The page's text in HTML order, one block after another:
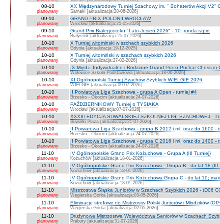
08-10
planowany
XX Międzynarodowy Turniej Szachowy im. " Bohaterów Akcji V2"
Sarnaki [aktualizacja:28-06-2026]
09-10
planowany
GRAND PRIX POLONII WROCŁAW
Wrocław [aktualizacja:25-05-2026]
09-10
planowany
Grand Prix Białegostoku "Lato-Jesień 2026" - 10. runda rapid
Białystok [aktualizacja:25-07-2026]
10-10
planowany
X Turniej witomiński w szchach szybkich 2026
Gdynia [aktualizacja:19-12-2025]
10-10
planowany
X Turniej witomiński w szachach szybkich 2026
Gdynia [aktualizacja:27-02-2026]
10-10
planowany
IX Międz. Indywidualne i Rodzinne Grand Prix o Puchar Chess in
Wołowice Szkoła Podstawowa [aktualizacja:18-06-2026]
10-10
planowany
XI Ogólnopolski Turniej Szachów Szybkich WIELGIE 2026
WIELGIE [aktualizacja:09-07-2026]
10-10
planowany
II Powiatowa Liga Szachowa - grupa A Open - turniej #4
Brzesko - Okocim [aktualizacja:24-07-2026]
10-10
planowany
PAŹDZIERNIKOWY Turniej o TYSIAKA
Wrocław [aktualizacja:07-07-2026]
10-10
planowany
XXXIII EDYCJA SUWALSKIEJ SZKOLNEJ LIGI SZACHOWEJ -
Suwałki Plaza [aktualizacja:21-07-2026]
10-10
planowany
II Powiatowa Liga Szachowa - grupa B 2012 i mł. oraz do 1600 -
Brzesko - Okocim [aktualizacja:24-07-2026]
10-10
planowany
II Powiatowa Liga Szachowa - grupa C 2016 i mł. oraz do 1400 -
Brzesko - Okocim [aktualizacja:24-07-2026]
11-10
planowany
IV Ogólnopolskie Grand Prix Kożuchowa - Grupa A (III Turniej)
Kożuchów [aktualizacja:18-01-2026]
11-10
planowany
IV Ogólnopolskie Grand Prix Kożuchowa - Grupa B - do lat 18 (III
Kożuchów [aktualizacja:18-01-2026]
11-10
planowany
IV Ogólnopolskie Grand Prix Kożuchowa Grupa C - do lat 10;
Kożuchów [aktualizacja:18-01-2026]
11-10
planowany
Mistrzostwa Śląska Juniorów w Szachach Szybkich 2026 - (D06
Węgierska Górka [aktualizacja:03-05-2026]
11-10
planowany
Eliminacje strefowe do Mistrzostw Polski Juniorów i Młodzików
Węgierska Górka [aktualizacja:02-05-2026]
11-10
planowany
Drużynowe Mistrzostwa Województwa Seniorów w Szachach
Prabuty [aktualizacja:31-07-2026]